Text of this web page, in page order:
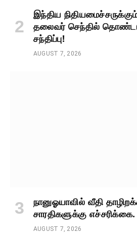
இந்திய
தலைவர் செந்தில்
சந்திப்பு!
AUGUST 7, 2026
நானுஓயாவில் வீதி
சாரதிகளுக்கு எச்சரிக்கை.
AUGUST 7, 2026